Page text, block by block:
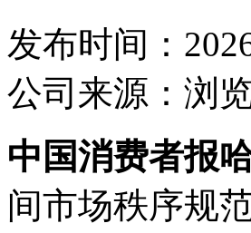
发布时间：
公司 来源： 浏
中 国消费者报
间市场秩序规